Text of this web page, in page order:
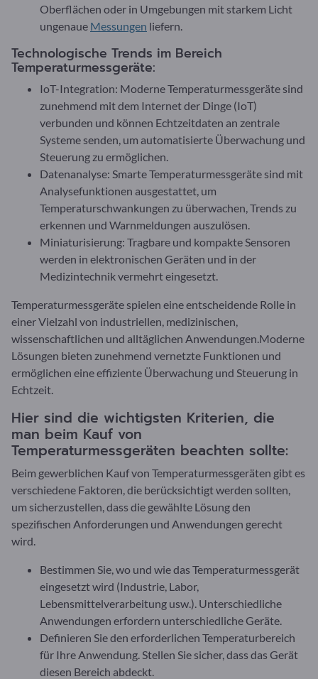
Oberflächen oder in Umgebungen mit starkem Licht
ungenaue Messungen liefern.
Technologische Trends im Bereich
Temperaturmessgeräte:
IoT-Integration: Moderne Temperaturmessgeräte sind
zunehmend mit dem Internet der Dinge (IoT)
verbunden und können Echtzeitdaten an zentrale
Systeme senden, um automatisierte Überwachung und
Steuerung zu ermöglichen.
Datenanalyse: Smarte Temperaturmessgeräte sind mit
Analysefunktionen ausgestattet, um
Temperaturschwankungen zu überwachen, Trends zu
erkennen und Warnmeldungen auszulösen.
Miniaturisierung: Tragbare und kompakte Sensoren
werden in elektronischen Geräten und in der
Medizintechnik vermehrt eingesetzt.
Temperaturmessgeräte spielen eine entscheidende Rolle in
einer Vielzahl von industriellen, medizinischen,
wissenschaftlichen und alltäglichen Anwendungen.Moderne
Lösungen bieten zunehmend vernetzte Funktionen und
ermöglichen eine effiziente Überwachung und Steuerung in
Echtzeit.
Hier sind die wichtigsten Kriterien, die
man beim Kauf von
Temperaturmessgeräten beachten sollte:
Beim gewerblichen Kauf von Temperaturmessgeräten gibt es
verschiedene Faktoren, die berücksichtigt werden sollten,
um sicherzustellen, dass die gewählte Lösung den
spezifischen Anforderungen und Anwendungen gerecht
wird.
Bestimmen Sie, wo und wie das Temperaturmessgerät
eingesetzt wird (Industrie, Labor,
Lebensmittelverarbeitung usw.). Unterschiedliche
Anwendungen erfordern unterschiedliche Geräte.
Definieren Sie den erforderlichen Temperaturbereich
für Ihre Anwendung. Stellen Sie sicher, dass das Gerät
diesen Bereich abdeckt.